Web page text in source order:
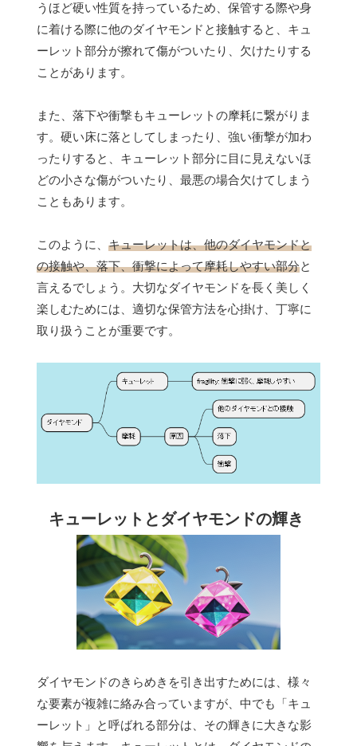
うほど硬い性質を持っているため、保管する際や身
に着ける際に他のダイヤモンドと接触すると、キュ
ーレット部分が擦れて傷がついたり、欠けたりする
ことがあります。
また、落下や衝撃もキューレットの摩耗に繋がりま
す。硬い床に落としてしまったり、強い衝撃が加わ
ったりすると、キューレット部分に目に見えないほ
どの小さな傷がついたり、最悪の場合欠けてしまう
こともあります。
このように、 キューレットは、他のダイヤモンドと
の接触や、落下、衝撃によって摩耗しやすい部分と
言えるでしょう。大切なダイヤモンドを長く美しく
楽しむためには、適切な保管方法を心掛け、丁寧に
取り扱うことが重要です。
キューレットとダイヤモンドの輝き
ダイヤモンドのきらめきを引き出すためには、様々
な要素が複雑に絡み合っていますが、中でも「キュ
ーレット」と呼ばれる部分は、その輝きに大きな影